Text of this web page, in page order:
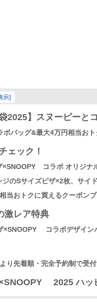
示]
2025】スヌーピーと
ボバッグ&最大4万円相当おト
ェック！
×SNOOPY™コラボ オリジナ
ジのSサイズピザ×2枚、サイ
当おトクに買えるクーポン
激レア特典
×SNOOPY™ コラボデザイン
り先着順・完全予約制で受
×SNOOPY™ 2025 ハ